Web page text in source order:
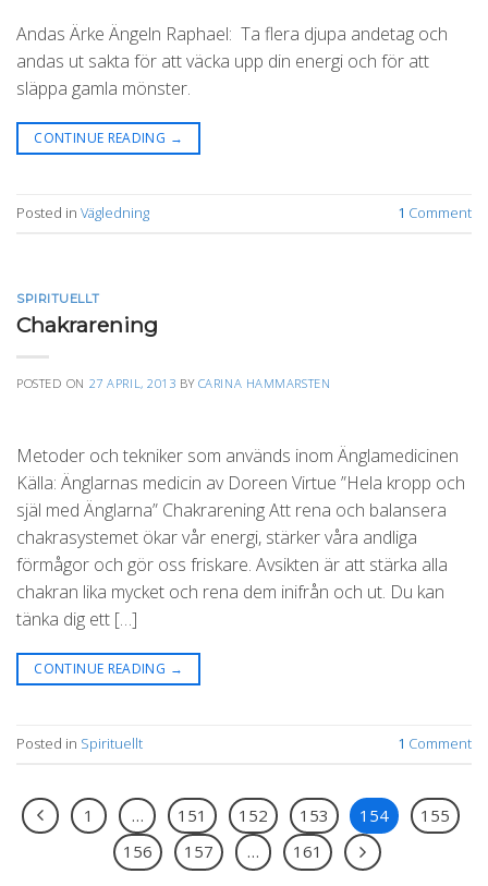
Andas Ärke Ängeln Raphael: Ta flera djupa andetag och
andas ut sakta för att väcka upp din energi och för att
släppa gamla mönster.
CONTINUE READING →
Posted in Vägledning 1 Comment
SPIRITUELLT
Chakrarening
POSTED ON 27 APRIL, 2013 BY CARINA HAMMARSTEN
Metoder och tekniker som används inom Änglamedicinen
Källa: Änglarnas medicin av Doreen Virtue ”Hela kropp och
själ med Änglarna” Chakrarening Att rena och balansera
chakrasystemet ökar vår energi, stärker våra andliga
förmågor och gör oss friskare. Avsikten är att stärka alla
chakran lika mycket och rena dem inifrån och ut. Du kan
tänka dig ett […]
CONTINUE READING →
Posted in Spirituellt 1 Comment
1 … 151 152 153 154
155
156
157 … 161